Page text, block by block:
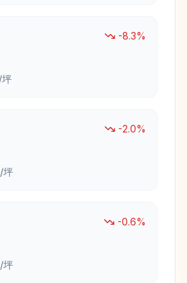
-8.3%
-2.0%
坪
-0.6%
坪